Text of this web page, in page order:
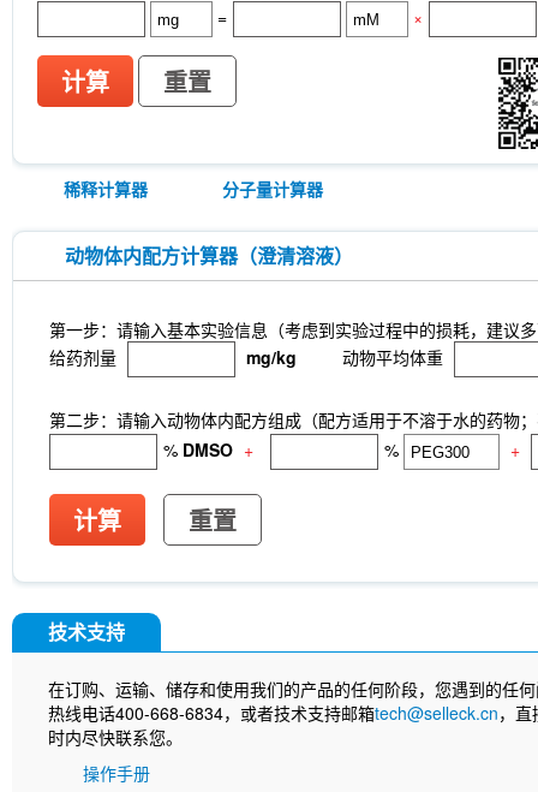
=
×
计算 重置
稀释计算器 分子量计算器
动物体内配方计算器（澄清溶液）
第一步：请输入基本实验信息（考虑到实验过程中的损耗，建议
给药剂量
mg/kg 动物平均体重
第二步：请输入动物体内配方组成（配方适用于不溶于水的药物
% DMSO + % +
计算 重置
技术支持
在订购、运输、储存和使用我们的产品的任何阶段，您遇到的任
热线电话400-668-6834，或者技术支持邮箱tech@selleck.cn，
时内尽快联系您。
操作手册